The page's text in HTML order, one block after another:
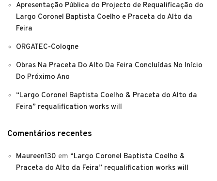
Apresentação Pública do Projecto de Requalificação do
Largo Coronel Baptista Coelho e Praceta do Alto da
Feira
ORGATEC-Cologne
Obras Na Praceta Do Alto Da Feira Concluídas No Início
Do Próximo Ano
“Largo Coronel Baptista Coelho & Praceta do Alto da
Feira” requalification works will
Comentários recentes
Maureen130 em “Largo Coronel Baptista Coelho &
Praceta do Alto da Feira” requalification works will